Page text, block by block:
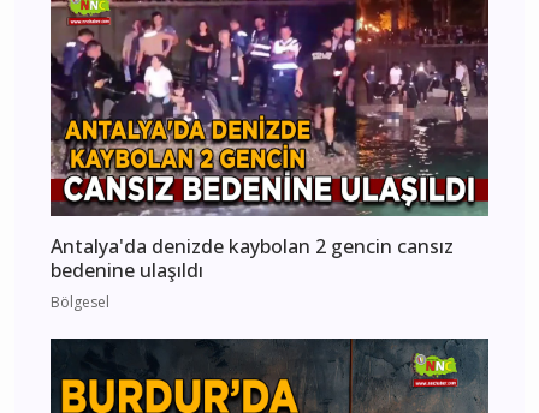
Antalya'da denizde kaybolan 2 gencin cansız
bedenine ulaşıldı
Bölgesel